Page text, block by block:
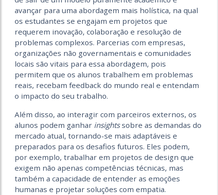
avançar para uma abordagem mais holística, na qual
os estudantes se engajam em projetos que
requerem inovação, colaboração e resolução de
problemas complexos. Parcerias com empresas,
organizações não governamentais e comunidades
locais são vitais para essa abordagem, pois
permitem que os alunos trabalhem em problemas
reais, recebam feedback do mundo real e entendam
o impacto do seu trabalho.
Além disso, ao interagir com parceiros externos, os
alunos podem ganhar insightssobre as demandas do
mercado atual, tornando-se mais adaptáveis e
preparados para os desafios futuros. Eles podem,
por exemplo, trabalhar em projetos de design que
exigem não apenas competências técnicas, mas
também a capacidade de entender as emoções
humanas e projetar soluções com empatia.